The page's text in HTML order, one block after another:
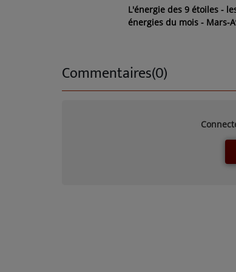
L'énergie des 9 étoiles -
énergies du mois - Mars-
Commentaires(0)